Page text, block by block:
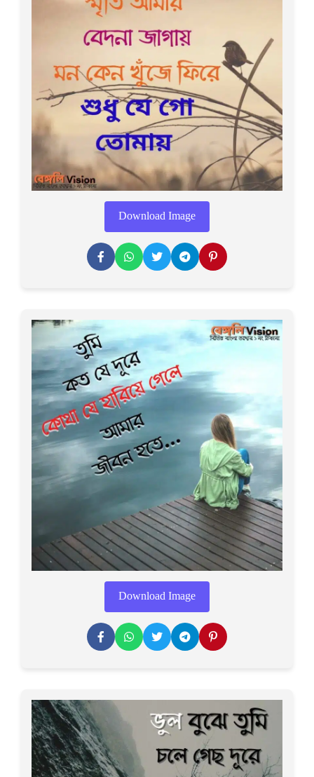
Download Image
Download Image